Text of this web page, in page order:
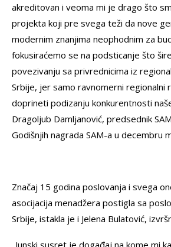
akreditovan i veoma mi je drago što
projekta koji pre svega teži da nove
modernim znanjima neophodnim za
fokusiraćemo se na podsticanje što
povezivanju sa privrednicima iz
Srbije, jer samo ravnomerni regionalni
doprineti podizanju konkurentnosti
Dragoljub Damljanović, predsednik
Godišnjih nagrada SAM-a u decembru
Značaj 15 godina poslovanja i svega
asocijacija menadžera postigla sa
Srbije, istakla je i Jelena Bulatović,